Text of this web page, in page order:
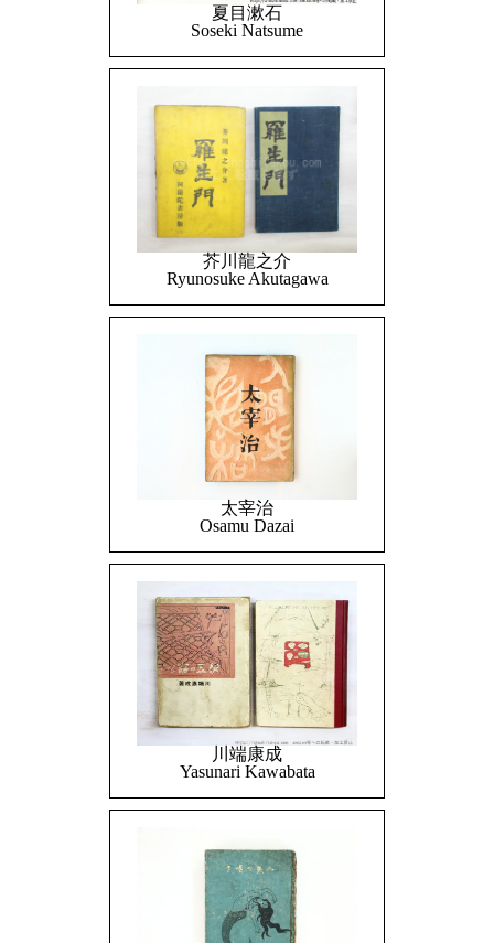
夏目漱石
Soseki Natsume
芥川龍之介
Ryunosuke Akutagawa
太宰治
Osamu Dazai
川端康成
Yasunari Kawabata